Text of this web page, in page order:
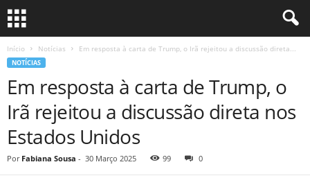
Início Notícias Em resposta à carta de Trump, o Irã rejeitou a discussão direta...
NOTÍCIAS
Em resposta à carta de Trump, o
Irã rejeitou a discussão direta nos
Estados Unidos
Por Fabiana Sousa - 30 Março 2025 99 0